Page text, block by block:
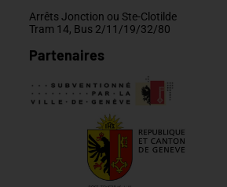
Arrêts Jonction ou Ste-Clotilde
Tram 14, Bus 2/11/19/32/80
Partenaires